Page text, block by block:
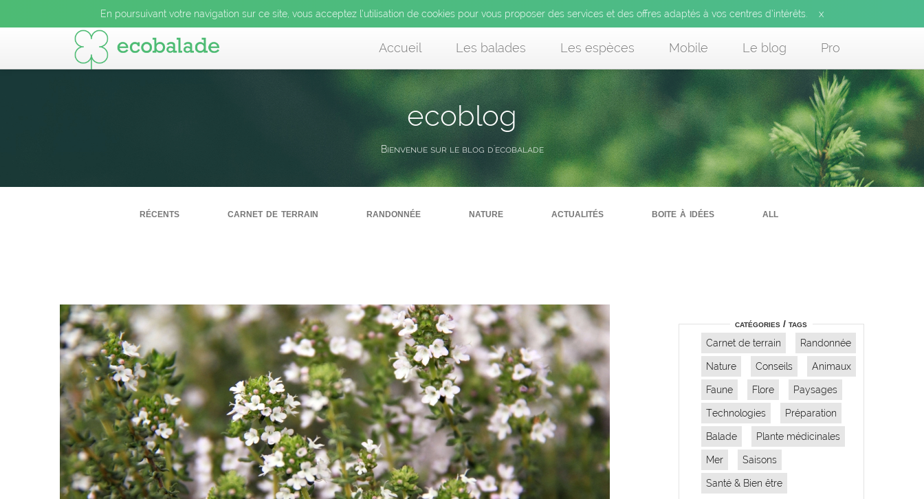
En poursuivant votre navigation sur ce site, vous acceptez l’utilisation de cookies pour vous proposer des services et des offres adaptés à vos centres d’intérêts. x
Accueil Les balades Les espèces Mobile Le blog Pro
ecoblog
Bienvenue sur le blog d'ecobalade
récents carnet de terrain randonnée nature actualités boite à idées all
catégories / tags
Carnet de terrain
Randonnée
Nature Conseils Animaux
Faune Flore Paysages
Technologies Préparation
Balade Plante médicinales
Mer Saisons
Santé & Bien être